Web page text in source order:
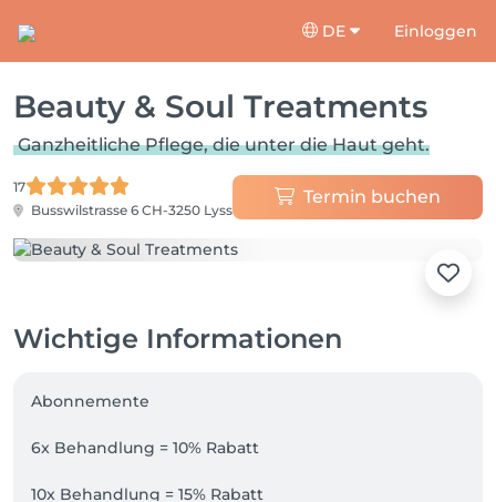
DE Einloggen
Beauty & Soul Treatments
Ganzheitliche Pflege, die unter die Haut geht.
17
Busswilstrasse 6 CH-3250 Lyss
Termin buchen
Wichtige Informationen
Abonnemente
6x Behandlung = 10% Rabatt
10x Behandlung = 15% Rabatt